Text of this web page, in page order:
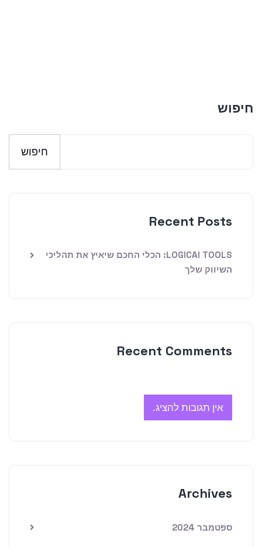
חיפוש
חיפוש
Recent Posts
LOGICAI TOOLS: הכלי החכם שיאיץ את תהליכי
השיווק שלך
Recent Comments
אין תגובות להציג.
Archives
ספטמבר 2024